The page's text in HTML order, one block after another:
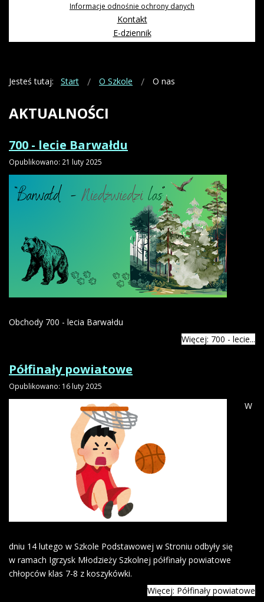
Informacje odnośnie ochrony danych
Kontakt
E-dziennik
Jesteś tutaj: Start O Szkole O nas
AKTUALNOŚCI
700 - lecie Barwałdu
Opublikowano: 21 luty 2025
Obchody 700 - lecia Barwałdu
Więcej: 700 - lecie...
Półfinały powiatowe
Opublikowano: 16 luty 2025
W
dniu 14 lutego w Szkole Podstawowej w Stroniu odbyły się
w ramach Igrzysk Młodzieży Szkolnej półfinały powiatowe
chłopców klas 7-8 z koszykówki.
Więcej: Półfinały powiatowe